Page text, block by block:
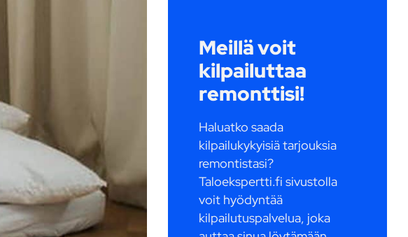
Meillä voit
kilpailuttaa
remonttisi!
Haluatko saada
kilpailukykyisiä tarjouksia
remontistasi?
Taloekspertti.fi sivustolla
voit hyödyntää
kilpailutuspalvelua, joka